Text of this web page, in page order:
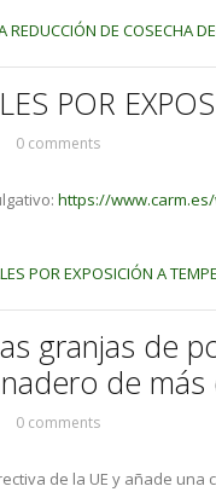
REDUCCIÓN DE COSECHA
POR
0 comments
https://www.carm.es/
POR EXPOSICIÓN A
granjas de
de
0 comments
de la UE y añade